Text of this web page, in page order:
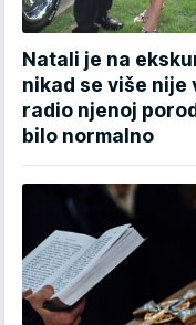
Natali je na
nikad se više nije
radio njenoj
bilo normalno